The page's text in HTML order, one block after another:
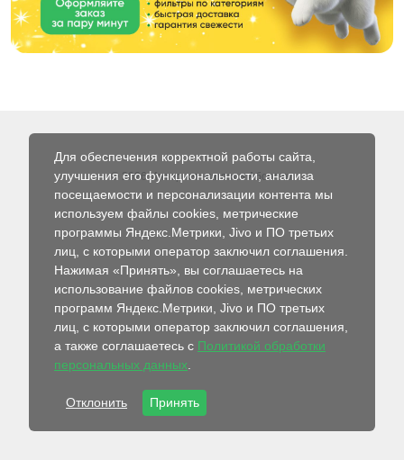
© 2026 Интернет-магазин Абсолют
Для обеспечения корректной работы сайта,
улучшения его функциональности, анализа
посещаемости и персонализации контента мы
используем файлы cookies, метрические
программы Яндекс.Метрики, Jivo и ПО третьих
лиц, с которыми оператор заключил соглашения.
Нажимая «Принять», вы соглашаетесь на
использование файлов cookies, метрических
программ Яндекс.Метрики, Jivo и ПО третьих
лиц, с которыми оператор заключил соглашения,
а также соглашаетесь с Политикой обработки
персональных данных
Отклонить Принять